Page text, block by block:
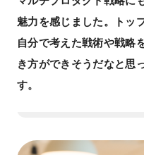
魅力を感じました。トッ
自分で考えた戦術や戦略
き方ができそうだなと思
す。